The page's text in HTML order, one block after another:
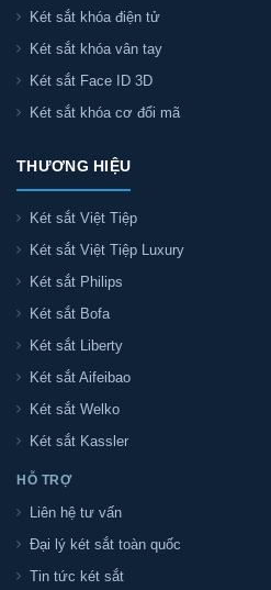
Két sắt khóa điện tử
Két sắt khóa vân tay
Két sắt Face ID 3D
Két sắt khóa cơ đổi mã
THƯƠNG HIỆU
Két sắt Việt Tiệp
Két sắt Việt Tiệp Luxury
Két sắt Philips
Két sắt Bofa
Két sắt Liberty
Két sắt Aifeibao
Két sắt Welko
Két sắt Kassler
HỖ TRỢ
Liên hệ tư vấn
Đại lý két sắt toàn quốc
Tin tức két sắt